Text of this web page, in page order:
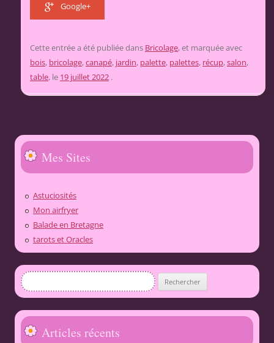
Google+
Cette entrée a été publiée dans Bricolage, et marquée avec
bois, bricolage,canapé, jardin, palette, palettes, récup,salon,
table, le 19 juillet 2022 .
Mes Sites
Astuciosités
Mon airfryer
Balade en Bretagne
tarots et Oracles
Rechercher :
Articles récents